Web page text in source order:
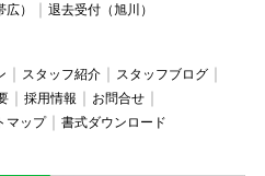
） 退去受付（旭川）
スタッフ紹介
スタッフブログ
採用情報
お問合せ
マップ 書式ダウンロード